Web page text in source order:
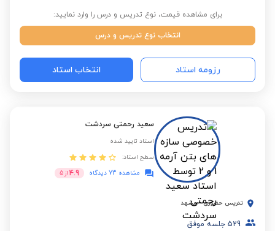
برای مشاهده قیمت، نوع تدریس و درس را وارد نمایید:
انتخاب نوع تدریس و درس
رزومه استاد انتخاب استاد
سعید رحمتی سردشت
استاد تایید شده
سطح استاد:
مشاهده 73 دیدگاه
4.9 از 5
تدریس حضوری - مشهد
529 جلسه موفق